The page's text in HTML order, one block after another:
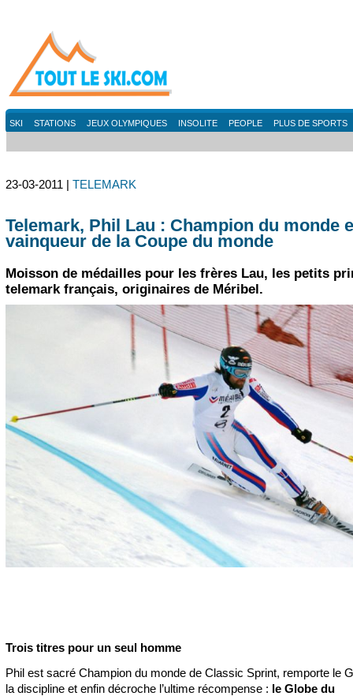
SKI STATIONS JEUX OLYMPIQUES INSOLITE PEOPLE PLUS DE SPORTS
23-03-2011 | TELEMARK
Telemark, Phil Lau : Champion du monde
vainqueur de la Coupe du monde
Moisson de médailles pour les frères Lau, les petits
telemark français, originaires de Méribel.
Trois titres pour un seul homme
Phil est sacré Champion du monde de Classic Sprint, remporte le
la discipline et enfin décroche l’ultime récompense : le Globe du